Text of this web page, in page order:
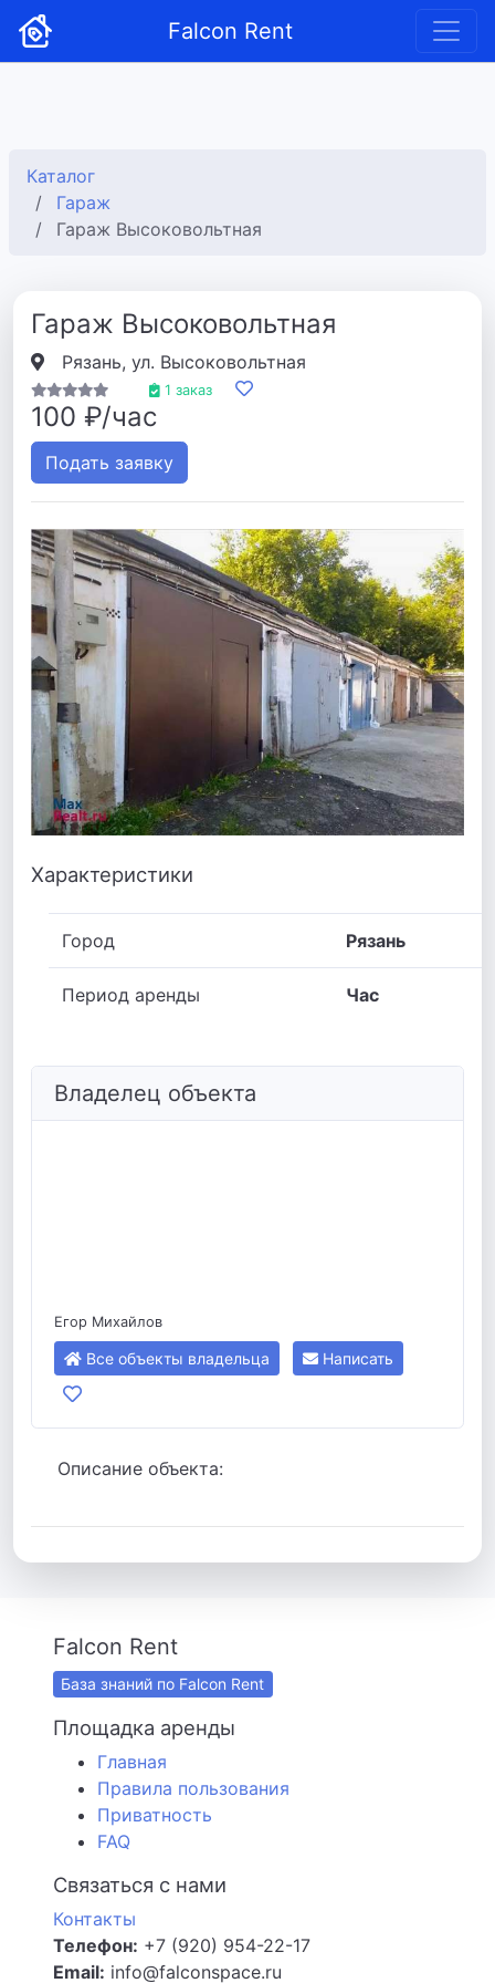
Falcon Rent
Каталог
Гараж
Гараж Высоковольтная
Гараж Высоковольтная
Рязань, ул. Высоковольтная
1 заказ
100 ₽/час
Подать заявку
Характеристики
Город Рязань
Период аренды Час
Владелец объекта
Егор Михайлов
Все объекты владельца Написать
Описание объекта:
Falcon Rent
База знаний по Falcon Rent
Площадка аренды
Главная
Правила пользования
Приватность
FAQ
Связаться с нами
Контакты
Телефон: +7 (920) 954-22-17
Email: info@falconspace.ru